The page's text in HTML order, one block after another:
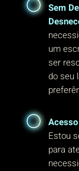
Sem
um
ser
do seu
Estou
para